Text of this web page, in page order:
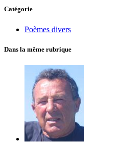
Catégorie
Poèmes divers
Dans la même rubrique